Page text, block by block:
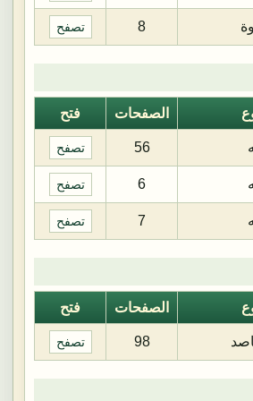
8 تصفح
الصفحات فتح
56 تصفح
6 تصفح
7 تصفح
الصفحات فتح
98 تصفح